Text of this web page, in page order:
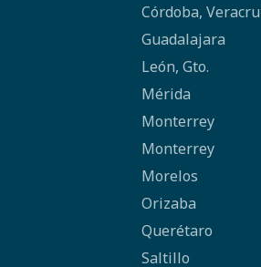
Córdoba,
Guadalajara
León, Gto.
Mérida
Monterrey
Monterrey
Morelos
Orizaba
Querétaro
Saltillo